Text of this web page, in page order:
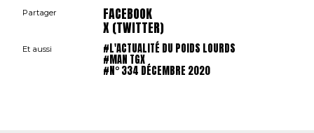
Partager FACEBOOK
X (TWITTER)
Et aussi #L'ACTUALITÉ DU POIDS LOURDS
#MAN TGX
#N° 334 DÉCEMBRE 2020